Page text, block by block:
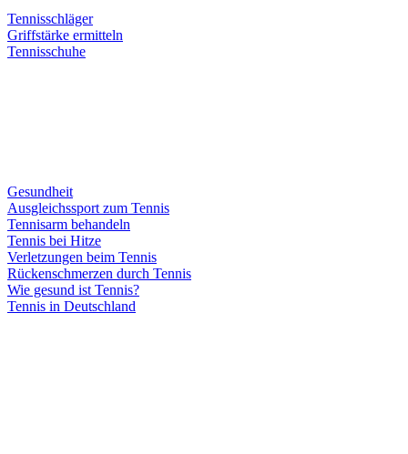
Tennisschläger
Griffstärke ermitteln
Tennisschuhe
Gesundheit
Ausgleichssport zum Tennis
Tennisarm behandeln
Tennis bei Hitze
Verletzungen beim Tennis
Rückenschmerzen durch Tennis
Wie gesund ist Tennis?
Tennis in Deutschland